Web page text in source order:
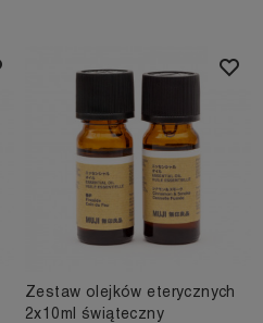
Zestaw olejków eterycznych
2x10ml świąteczny